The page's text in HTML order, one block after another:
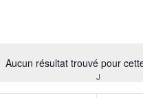
Aucun résultat trouvé pour
J